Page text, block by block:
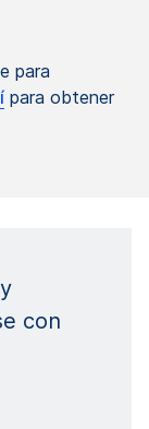
para
para obtener
con